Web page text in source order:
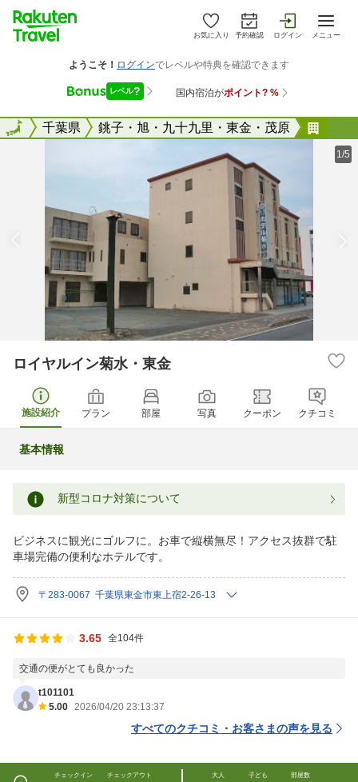
お気に入り 予約確認 ログイン メニュー
全国千葉県 銚子・旭・九十九里・東金・茂原
全国
1/5
ロイヤルイン菊水・東金
施設紹介 プラン 部屋 写真 クーポン クチコミ
基本情報
新型コロナ対策について
ビジネスに観光にゴルフに。お車で縦横無尽！アクセス抜群で駐
車場完備の便利なホテルです。
〒283-0067 千葉県東金市東上宿2-26-13
3.65 全104件
交通の便がとても良かった
t101101
5.00 2026/04/20 23:13:37
すべてのクチコミ・お客さまの声を見る
チェックイン チェックアウト 大人 子ども 部屋数